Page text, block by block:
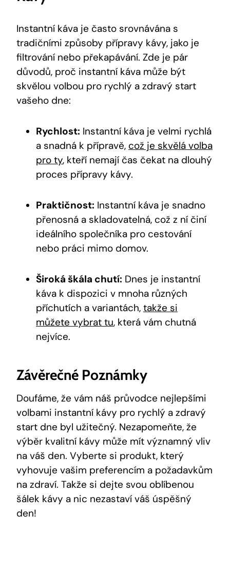
Instantní káva je často srovnávána s
tradičními způsoby přípravy kávy, jako je
filtrování nebo překapávání. Zde je pár
důvodů, proč instantní káva může být
skvělou volbou pro rychlý a zdravý start
vašeho dne:
Rychlost: Instantní káva je velmi rychlá
a snadná k přípravě, což je skvělá volba
pro ty, kteří nemají čas čekat na dlouhý
proces přípravy kávy.
Praktičnost: Instantní káva je snadno
přenosná a skladovatelná, což z ní činí
ideálního společníka pro cestování
nebo práci mimo domov.
Široká škála chutí: Dnes je instantní
káva k dispozici v mnoha různých
příchutích a variantách, takže si
můžete vybrat tu, která vám chutná
nejvíce.
Závěrečné Poznámky
Doufáme, že vám náš průvodce nejlepšími
volbami instantní kávy pro rychlý a zdravý
start dne byl užitečný. Nezapomeňte, že
výběr kvalitní kávy může mít významný vliv
na váš den. Vyberte si produkt, který
vyhovuje vašim preferencím a požadavkům
na zdraví. Takže si dejte svou oblíbenou
šálek kávy a nic nezastaví váš úspěšný
den!